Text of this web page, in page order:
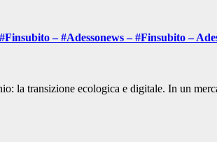
– #Adessonews – #Finsubito –
la transizione ecologica e digitale. In un